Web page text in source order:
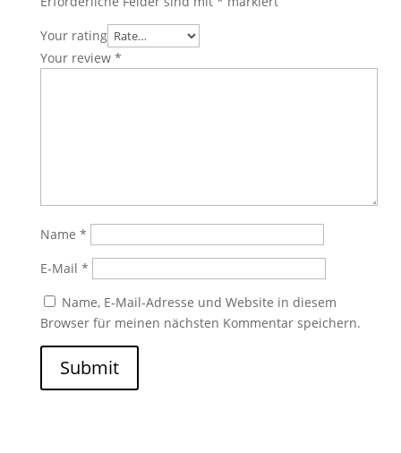
Your rating
Your review *
Name *
E-Mail *
Name, E-Mail-Adresse und Website in diesem
Browser für meinen nächsten Kommentar speichern.
Submit